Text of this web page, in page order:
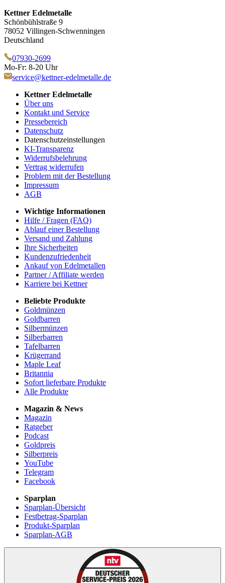
Kettner Edelmetalle
Schönbühlstraße 9
78052 Villingen-Schwenningen
Deutschland
07930-2699
Mo-Fr: 8-20 Uhr
service@kettner-edelmetalle.de
Kettner Edelmetalle
Über uns
Kontakt und Service
Pressebereich
Datenschutz
Datenschutzeinstellungen
KI-Transparenz
Widerrufsbelehrung
Vertrag widerrufen
Problem mit der Bestellung
Impressum
AGB
Wichtige Informationen
Hilfe / Fragen (FAQ)
Ablauf einer Bestellung
Versand und Zahlung
Ihre Sicherheiten
Kundenzufriedenheit
Ankauf von Edelmetallen
Partner / Affiliate werden
Karriere bei Kettner
Beliebte Produkte
Goldmünzen
Goldbarren
Silbermünzen
Silberbarren
Tafelbarren
Krügerrand
Maple Leaf
Britannia
Sofort lieferbare Produkte
Alle Produkte
Magazin & News
Magazin
Ratgeber
Podcast
Goldpreis
Silberpreis
YouTube
Telegram
Facebook
Sparplan
Sparplan-Übersicht
Festbetrag-Sparplan
Produkt-Sparplan
Sparplan-AGB